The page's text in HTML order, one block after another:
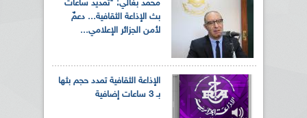
محمد بغالي: "تمديد ساعات
بث الإذاعة الثقافية... دعمٌ
لأمن الجزائر الإعلامي...
الإذاعة الثقافية تمدد حجم بثها
بـ 3 ساعات إضافية